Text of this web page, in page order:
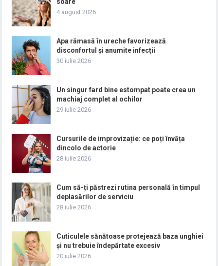
4 august 2026
Apa rămasă în ureche favorizează
disconfortul și anumite infecții
30 iulie 2026
Un singur fard bine estompat poate crea un
machiaj complet al ochilor
29 iulie 2026
Cursurile de improvizație: ce poți învăța
dincolo de actorie
28 iulie 2026
Cum să-ți păstrezi rutina personală în timpul
deplasărilor de serviciu
28 iulie 2026
Cuticulele sănătoase protejează baza unghiei
și nu trebuie îndepărtate excesiv
20 iulie 2026